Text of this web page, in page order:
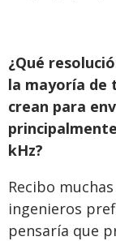
¿Qué
la mayoría de
crean para
kHz?
Recibo
ingenieros
pensaría que